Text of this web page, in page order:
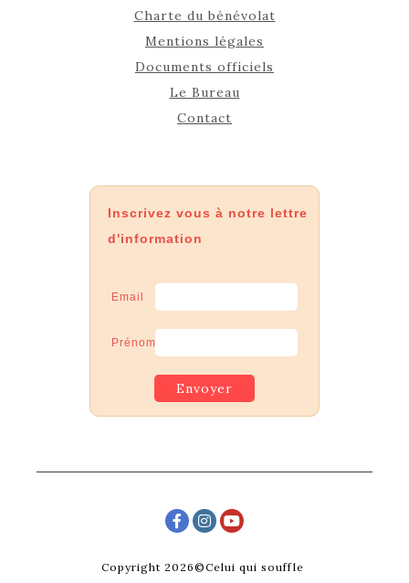
Charte du bénévolat
Mentions légales
Documents officiels
Le Bureau
Contact
Inscrivez vous à notre lettre
d'information
Email
Prénom
Copyright 2026©Celui qui souffle